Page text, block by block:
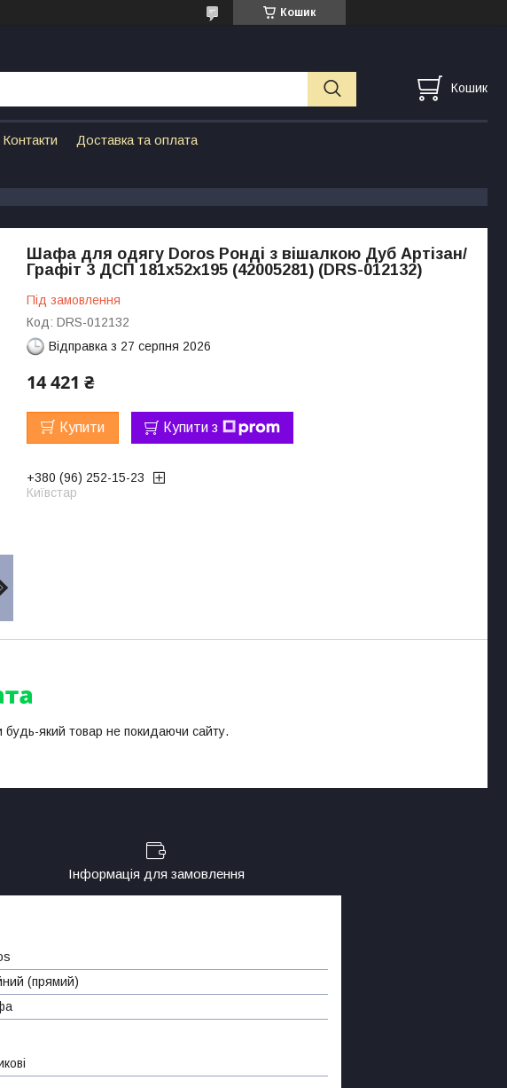
Кошик
Кошик
Контакти Доставка та оплата
Шафа для одягу Doros Ронді з вішалкою Дуб Артізан/
Графіт 3 ДСП 181х52х195 (42005281) (DRS-012132)
Під замовлення
Код: DRS-012132
Відправка з 27 серпня 2026
14 421 ₴
Купити Купити з
+380 (96) 252-15-23
Київстар
будь-який товар не покидаючи сайту.
Інформація для замовлення
(прямий)